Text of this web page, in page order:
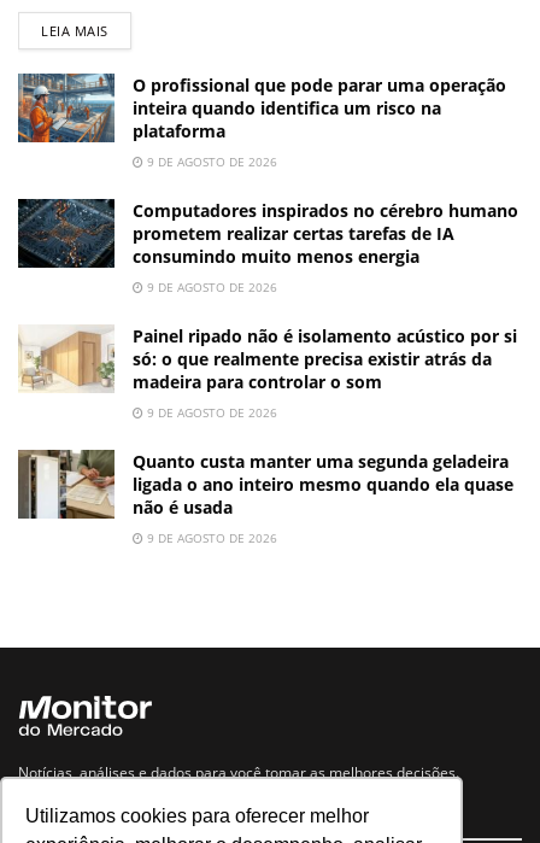
Utilizamos cookies para oferecer melhor
LEIA MAIS
O profissional que pode parar uma operação
inteira quando identifica um risco na
plataforma
9 DE AGOSTO DE 2026
Computadores inspirados no cérebro humano
prometem realizar certas tarefas de IA
consumindo muito menos energia
9 DE AGOSTO DE 2026
Painel ripado não é isolamento acústico por si
só: o que realmente precisa existir atrás da
madeira para controlar o som
9 DE AGOSTO DE 2026
Quanto custa manter uma segunda geladeira
ligada o ano inteiro mesmo quando ela quase
não é usada
9 DE AGOSTO DE 2026
Notícias, análises e dados para você tomar as melhores decisões.
Navegue no site